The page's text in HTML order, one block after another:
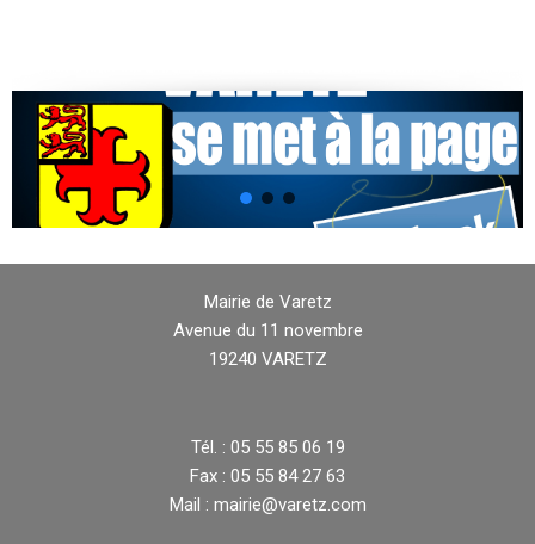
Mairie de Varetz
Avenue du 11 novembre
19240 VARETZ
Tél. : 05 55 85 06 19
Fax : 05 55 84 27 63
Mail : mairie@varetz.com